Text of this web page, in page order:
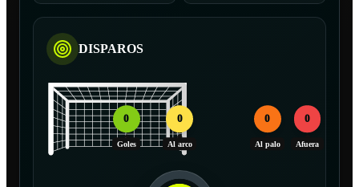
DISPAROS
0
Goles
0
Al arco
0
Al palo
0
Afuera